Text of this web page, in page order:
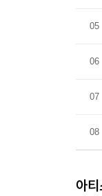
05
06
07
08
아